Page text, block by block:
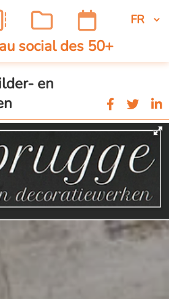
social des 50+
en